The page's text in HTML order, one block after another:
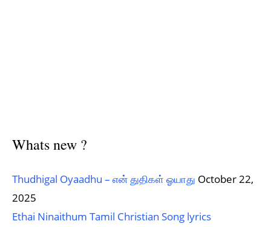
Whats new ?
Thudhigal Oyaadhu – என் துதிகள் ஓயாது October 22,
2025
Ethai Ninaithum Tamil Christian Song lyrics